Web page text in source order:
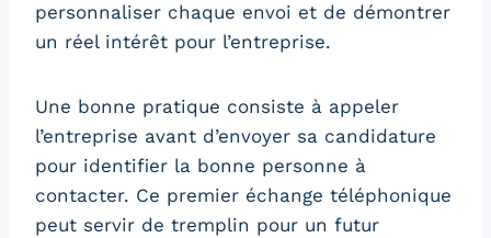
personnaliser chaque envoi et de démontrer
un réel intérêt pour l’entreprise.
Une bonne pratique consiste à appeler
l’entreprise avant d’envoyer sa candidature
pour identifier la bonne personne à
contacter. Ce premier échange téléphonique
peut servir de tremplin pour un futur